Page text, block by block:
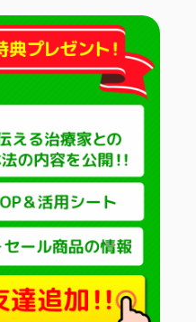
イチオシ！
頭・首の手技
肩・背中の手技
腰の手技
足の手技